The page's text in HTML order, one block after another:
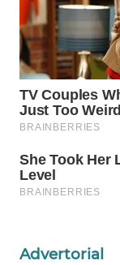
Advertorial
Wahana
Media
Group
WAHANA
NEWS
WAHANA
TANI